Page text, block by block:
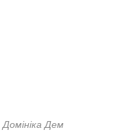
Домініка Дем